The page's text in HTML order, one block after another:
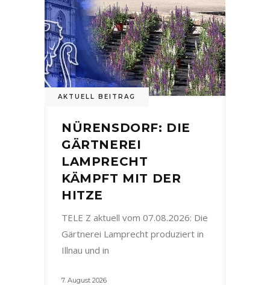
AKTUELL BEITRAG
NÜRENSDORF: DIE
GÄRTNEREI
LAMPRECHT
KÄMPFT MIT DER
HITZE
TELE Z aktuell vom 07.08.2026: Die
Gärtnerei Lamprecht produziert in
Illnau und in
7. August 2026